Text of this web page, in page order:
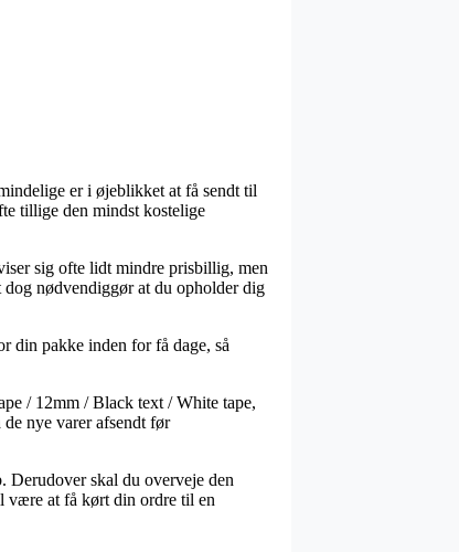
er i øjeblikket at få sendt til
tillige den mindst kostelige
sig ofte lidt mindre prisbillig, men
nødvendiggør at du opholder dig
din pakke inden for få dage, så
/ 12mm / Black text / White tape,
nye varer afsendt før
Derudover skal du overveje den
være at få kørt din ordre til en